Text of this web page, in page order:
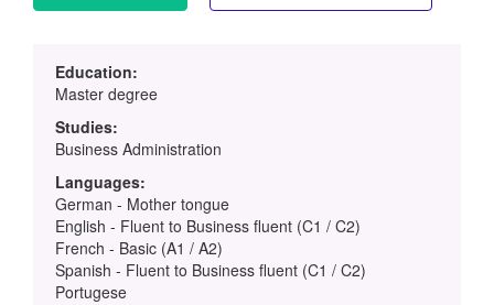
Education:
Master degree
Studies:
Business Administration
Languages:
German - Mother tongue
English - Fluent to Business fluent (C1 / C2)
French - Basic (A1 / A2)
Spanish - Fluent to Business fluent (C1 / C2)
Portugese